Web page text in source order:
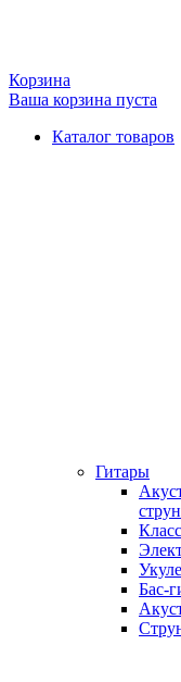
Корзина
Ваша корзина пуста
Каталог товаров
Гитары
Бас-